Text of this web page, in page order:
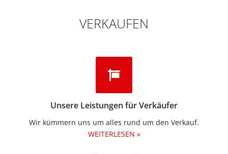
VERKAUFEN
Unsere Leistungen für Verkäufer
Wir kümmern uns um alles rund um den Verkauf.
WEITERLESEN »